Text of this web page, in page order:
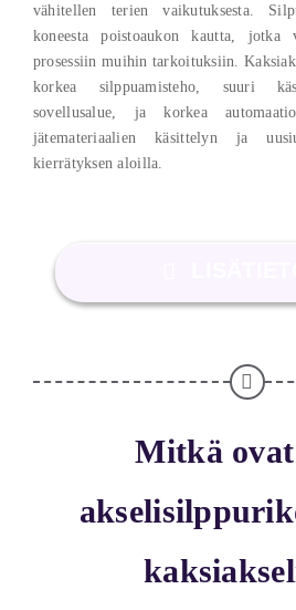
vähitellen terien vaikutuksesta.
koneesta poistoaukon kautta, jotka
prosessiin muihin tarkoituksiin.
korkea silppuamisteho, suuri
sovellusalue, ja korkea
jätemateriaalien käsittelyn ja
kierrätyksen aloilla.
Mitkä